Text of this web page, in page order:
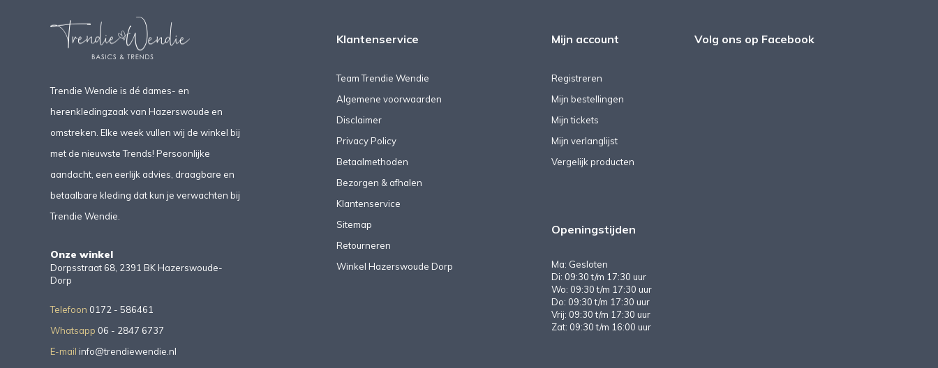
Trendie Wendie is dé dames- en
herenkledingzaak van Hazerswoude en
omstreken. Elke week vullen wij de winkel bij
met de nieuwste Trends! Persoonlijke
aandacht, een eerlijk advies, draagbare en
betaalbare kleding dat kun je verwachten bij
Trendie Wendie.
Onze winkel
Dorpsstraat 68, 2391 BK Hazerswoude-
Dorp
Telefoon 0172 - 586461
Whatsapp 06 - 2847 6737
E-mail info@trendiewendie.nl
Klantenservice
Team Trendie Wendie
Algemene voorwaarden
Disclaimer
Privacy Policy
Betaalmethoden
Bezorgen & afhalen
Klantenservice
Sitemap
Retourneren
Winkel Hazerswoude Dorp
Mijn account
Registreren
Mijn bestellingen
Mijn tickets
Mijn verlanglijst
Vergelijk producten
Openingstijden
Ma: Gesloten
Di: 09:30 t/m 17:30 uur
Wo: 09:30 t/m 17:30 uur
Do: 09:30 t/m 17:30 uur
Vrij: 09:30 t/m 17:30 uur
Zat: 09:30 t/m 16:00 uur
Volg ons op Facebook